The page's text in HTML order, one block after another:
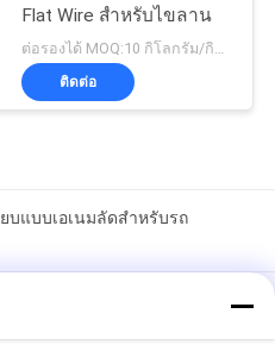
Flat Wire สำหรับไขลาน
ติดต่อ
บแบบเอเนมลัดสําหรับรถ
ยแบนทองแดงเคลือบด้วยเอ็มเอ